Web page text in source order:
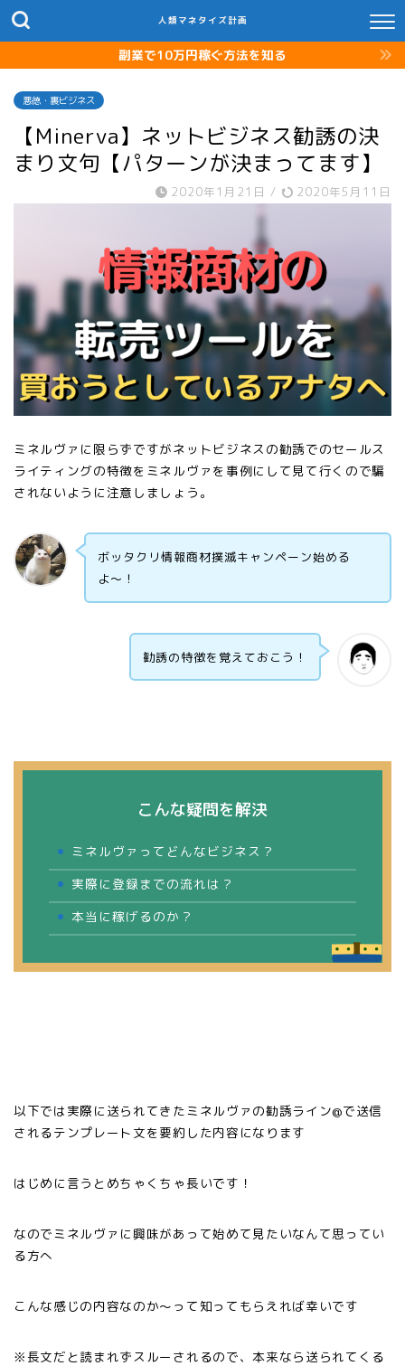
人類マネタイズ計画
副業で10万円稼ぐ方法を知る
悪徳・裏ビジネス
【Minerva】ネットビジネス勧誘の決
まり文句【パターンが決まってます】
2020年1月21日 / 2020年5月11日
ミネルヴァに限らずですがネットビジネスの勧誘でのセールス
ライティングの特徴をミネルヴァを事例にして見て行くので騙
されないように注意しましょう。
ボッタクリ情報商材撲滅キャンペーン始める
よ〜！
勧誘の特徴を覚えておこう！
こんな疑問を解決
ミネルヴァってどんなビジネス？
実際に登録までの流れは？
本当に稼げるのか？
以下では実際に送られてきたミネルヴァの勧誘ライン@で送信
されるテンプレート文を要約した内容になります
はじめに言うとめちゃくちゃ長いです！
なのでミネルヴァに興味があって始めて見たいなんて思ってい
る方へ
こんな感じの内容なのか〜って知ってもらえれば幸いです
※長文だと読まれずスルーされるので、本来なら送られてくる